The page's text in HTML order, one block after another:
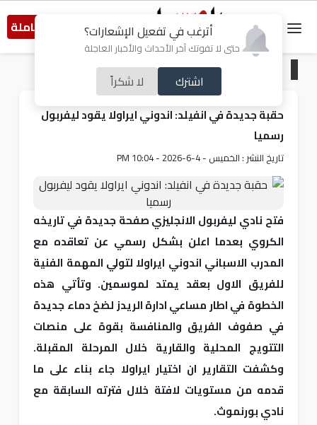
أترغب في تفعيل الإشعارات؟
حتى لا تفوتك آخر الأحداث والأخبار العاجلة
اشترك لا شكراً
النسخة الكاملة
رياضة
حقبة جديدة في انفيلد: اندوني ايراولا يقود ليفربول
رسميا
تاريخ النشر : الخميس - 4-6-2026 - 10:04 PM
فتح نادي ليفربول الانجليزي صفحة جديدة في تاريخه
الكروي بعدما اعلن بشكل رسمي عن تعاقده مع
المدرب الاسباني اندوني ايراولا لتولي المهمة الفنية
للفريق الاول بعقد يمتد لموسمين. وتأتي هذه
الخطوة في اطار مساعي ادارة الريدز لضخ دماء جديدة
في صفوف الفريق والمنافسة بقوة على منصات
التتويج المحلية والقارية خلال المرحلة المقبلة.
وكشفت التقارير ان اختيار ايراولا جاء بناء على ما
قدمه من مستويات لافتة خلال فترته السابقة مع
نادي بورنموث.